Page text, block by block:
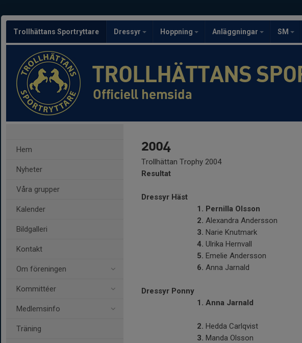
Trollhättans Sportryttare Dressyr Hoppning Anläggningar SM
TROLLHÄTTANS
Officiell hemsida
Hem
Nyheter
Våra grupper
Kalender
Bildgalleri
Kontakt
Om föreningen
Kommittéer
Medlemsinfo
Träning
2004
Trollhättan Trophy 2004
Resultat
Dressyr Häst
1. Pernilla Olsson
2. Alexandra Andersson
3. Narie Knutmark
4. Ulrika Hernvall
5. Emelie Andersson
6. Anna Jarnald
Dressyr Ponny
1. Anna Jarnald
2. Hedda Carlqvist
3. Manda Olsson